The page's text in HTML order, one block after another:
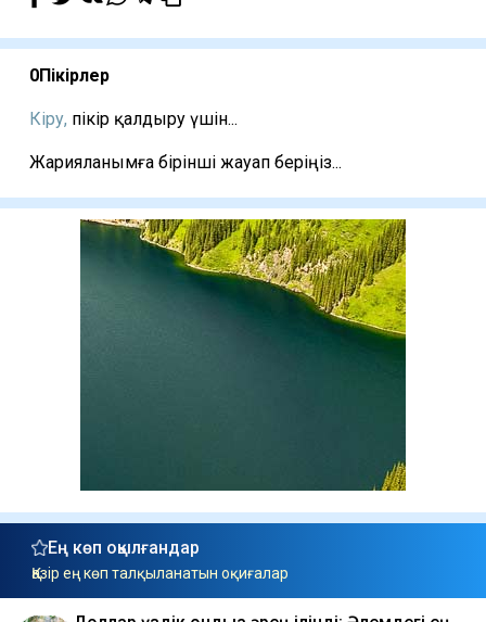
0Пікірлер
Кіру, пікір қалдыру үшін...
Жарияланымға бірінші жауап беріңіз...
Ең көп оқылғандар
Қазір ең көп талқыланатын оқиғалар